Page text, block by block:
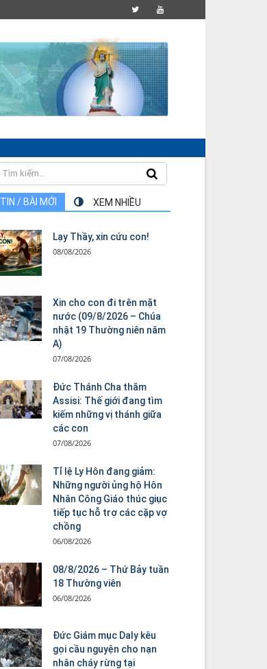
TIN / BÀI MỚI XEM NHIỀU
Lạy Thầy, xin cứu con!
08/08/2026
Xin cho con đi trên mặt
nước (09/8/2026 – Chúa
nhật 19 Thường niên năm
A)
07/08/2026
Đức Thánh Cha thăm
Assisi: Thế giới đang tìm
kiếm những vị thánh giữa
các con
07/08/2026
Tỉ lệ Ly Hôn đang giảm:
Những người ủng hộ Hôn
Nhân Công Giáo thúc giục
tiếp tục hỗ trợ các cặp vợ
chồng
06/08/2026
08/8/2026 – Thứ Bảy tuần
18 Thường viên
06/08/2026
Đức Giám mục Daly kêu
gọi cầu nguyện cho nạn
nhân cháy rừng tại